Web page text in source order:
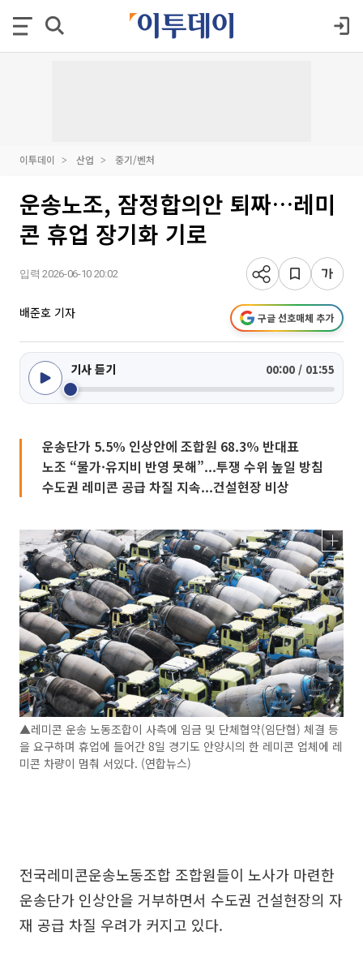
이투데이 산업 중기/벤처
운송노조, 잠정합의안 퇴짜…레미
콘 휴업 장기화 기로
입력 2026-06-10 20:02
배준호 기자 구글 선호매체 추가
기사 듣기 00:00 / 01:55
운송단가 5.5% 인상안에 조합원 68.3% 반대표
노조 “물가·유지비 반영 못해”...투쟁 수위 높일 방침
수도권 레미콘 공급 차질 지속...건설현장 비상
▲레미콘 운송 노동조합이 사측에 임금 및 단체협약(임단협) 체결 등
을 요구하며 휴업에 들어간 8일 경기도 안양시의 한 레미콘 업체에 레
미콘 차량이 멈춰 서있다. (연합뉴스)
전국레미콘운송노동조합 조합원들이 노사가 마련한
운송단가 인상안을 거부하면서 수도권 건설현장의 자
재 공급 차질 우려가 커지고 있다.